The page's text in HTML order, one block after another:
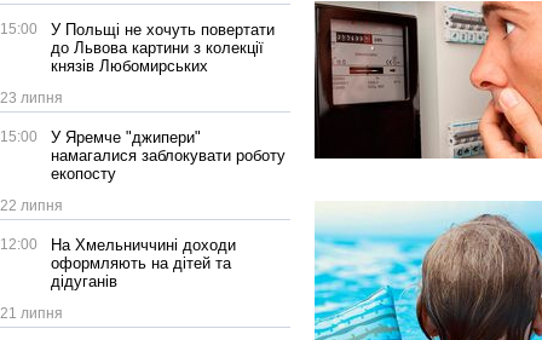
15:00
У Польщі не хочуть повертати
до Львова картини з колекції
князів Любомирських
23 липня
15:00
У Яремче "джипери"
намагалися заблокувати роботу
екопосту
22 липня
12:00
На Хмельниччині доходи
оформляють на дітей та
дідуганів
21 липня